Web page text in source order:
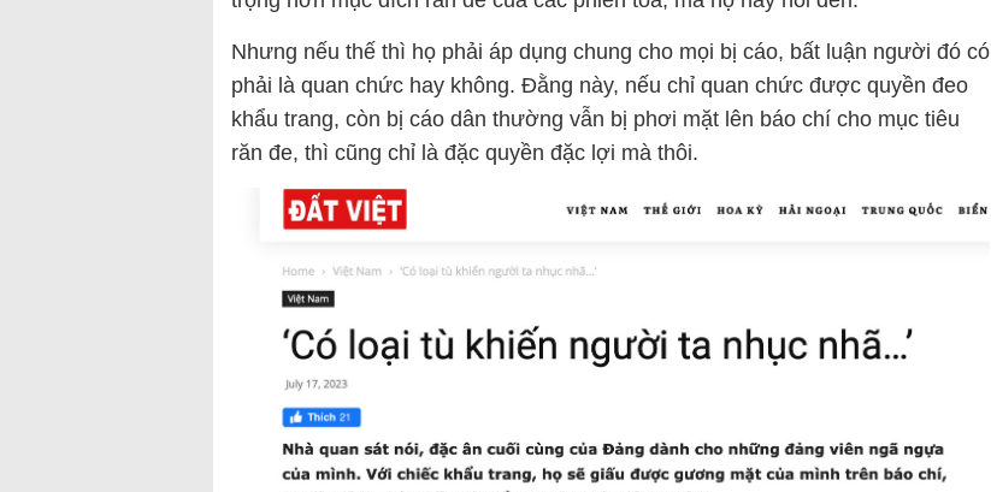
Nhưng nếu thế thì họ phải áp dụng chung cho mọi bị cáo, bất luận người đó có
phải là quan chức hay không. Đằng này, nếu chỉ quan chức được quyền đeo
khẩu trang, còn bị cáo dân thường vẫn bị phơi mặt lên báo chí cho mục tiêu
răn đe, thì cũng chỉ là đặc quyền đặc lợi mà thôi.